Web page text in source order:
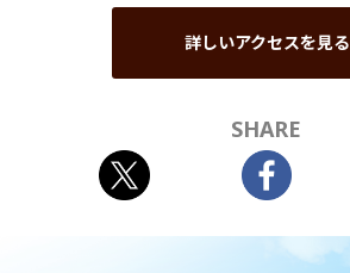
詳しいアクセスを見る
SHARE